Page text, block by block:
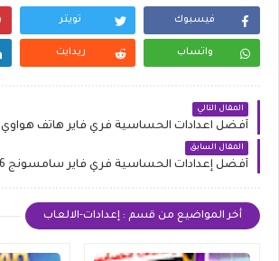
فيسبوك تويتر
واتساب ريدايت
المقال التالي
أفضل اعدادات الحساسية فري فاير هاتف هواوي Huawei Y8p
المقال السابق
أفضل إعدادات الحساسية فري فاير سامسونج Samsung A56
أخر المواضيع من قسم : إعدادات-الالعاب